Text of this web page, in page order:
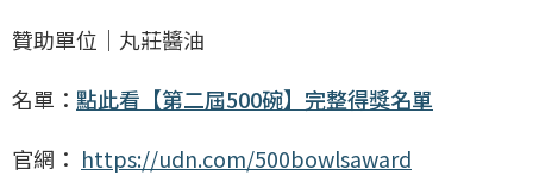
贊助單位｜丸莊醬油
名單： 點此看【第二屆500碗】完整得獎名單
官網： https://udn.com/500bowlsaward